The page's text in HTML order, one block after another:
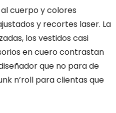
cuerpo y colores
y recortes laser. La
los vestidos casi
en cuero contrastan
que no para de
n’roll para clientas que